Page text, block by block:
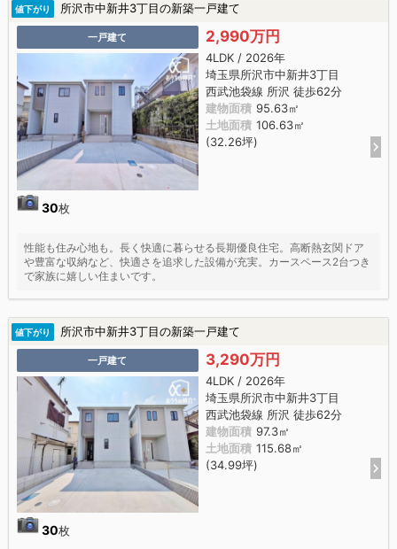
値下がり 所沢市中新井3丁目の新築一戸建て
一戸建て
30枚
2,990万円
4LDK / 2026年
埼玉県所沢市中新井3丁目
西武池袋線 所沢 徒歩62分
建物面積 95.63㎡
土地面積 106.63㎡
(32.26坪)
性能も住み心地も。長く快適に暮らせる長期優良住宅。高断熱玄関ドア
や豊富な収納など、快適さを追求した設備が充実。カースペース2台つき
で家族に嬉しい住まいです。
値下がり 所沢市中新井3丁目の新築一戸建て
一戸建て
30枚
3,290万円
4LDK / 2026年
埼玉県所沢市中新井3丁目
西武池袋線 所沢 徒歩62分
建物面積 97.3㎡
土地面積 115.68㎡
(34.99坪)